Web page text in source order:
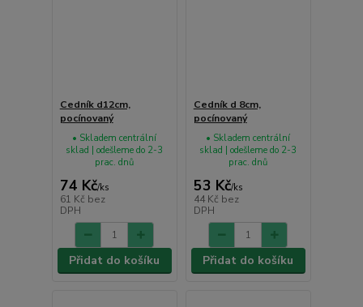
Cedník d12cm,
pocínovaný
74 Kč/ks
61 Kč bez
DPH
• Skladem centrální
sklad | odešleme do 2-3
prac. dnů
Přidat do košíku
Cedník d 8cm,
pocínovaný
53 Kč/ks
44 Kč bez
DPH
• Skladem centrální
sklad | odešleme do 2-3
prac. dnů
Přidat do košíku